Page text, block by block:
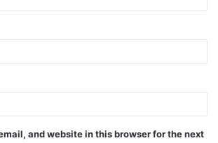
and website in this browser for the next